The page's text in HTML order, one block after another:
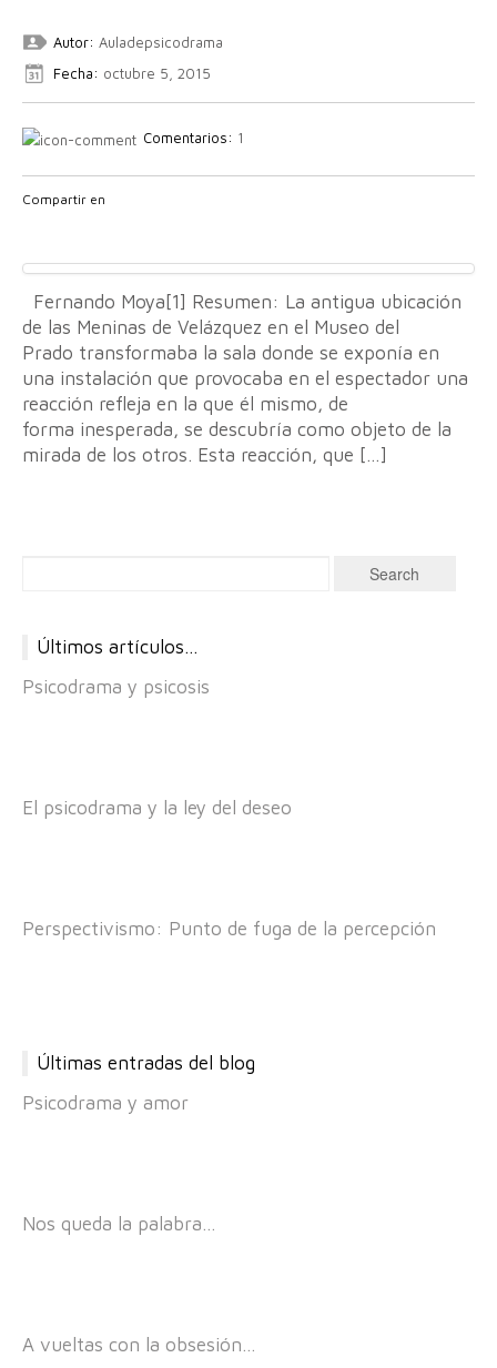
Autor: Auladepsicodrama
Fecha: octubre 5, 2015
Comentarios: 1
Compartir en
Fernando Moya[1] Resumen: La antigua ubicación
de las Meninas de Velázquez en el Museo del
Prado transformaba la sala donde se exponía en
una instalación que provocaba en el espectador una
reacción refleja en la que él mismo, de
forma inesperada, se descubría como objeto de la
mirada de los otros. Esta reacción, que […]
Últimos artículos…
Psicodrama y psicosis
El psicodrama y la ley del deseo
Perspectivismo: Punto de fuga de la percepción
Últimas entradas del blog
Psicodrama y amor
Nos queda la palabra…
A vueltas con la obsesión…